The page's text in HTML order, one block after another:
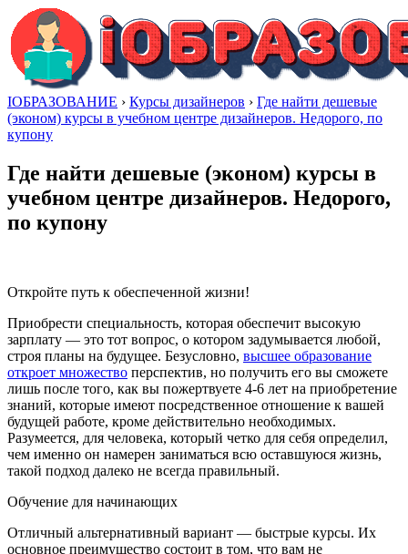
IОБРАЗОВАНИЕ › Курсы дизайнеров › Где найти дешевые
(эконом) курсы в учебном центре дизайнеров. Недорого, по
купону
Где найти дешевые (эконом) курсы в
учебном центре дизайнеров. Недорого,
по купону
Откройте путь к обеспеченной жизни!
Приобрести специальность, которая обеспечит высокую
зарплату — это тот вопрос, о котором задумывается любой,
строя планы на будущее. Безусловно, высшее образование
откроет множество перспектив, но получить его вы сможете
лишь после того, как вы пожертвуете 4-6 лет на приобретение
знаний, которые имеют посредственное отношение к вашей
будущей работе, кроме действительно необходимых.
Разумеется, для человека, который четко для себя определил,
чем именно он намерен заниматься всю оставшуюся жизнь,
такой подход далеко не всегда правильный.
Обучение для начинающих
Отличный альтернативный вариант — быстрые курсы. Их
основное преимущество состоит в том, что вам не